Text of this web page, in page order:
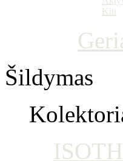
Kiti
Šildymas